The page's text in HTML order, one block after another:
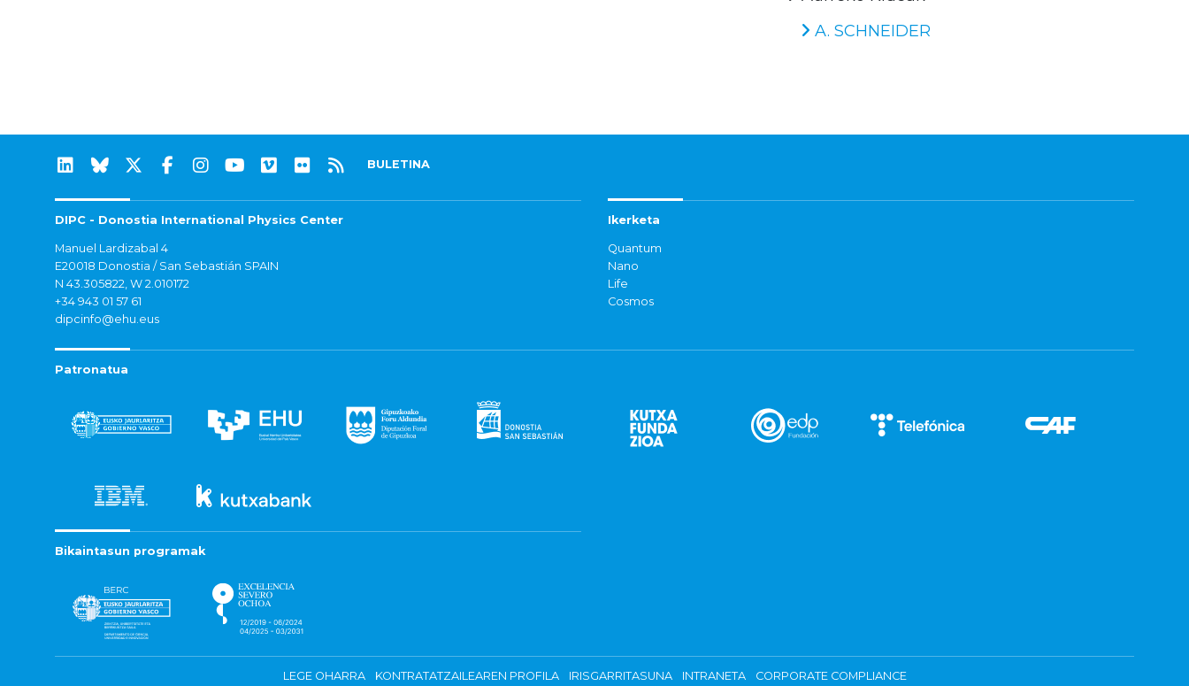
A. SCHNEIDER
BULETINA
DIPC - Donostia International Physics Center
Manuel Lardizabal 4
E20018 Donostia / San Sebastián SPAIN
N 43.305822, W 2.010172
+34 943 01 57 61
dipcinfo@ehu.eus
Ikerketa
Quantum
Nano
Life
Cosmos
Patronatua
Bikaintasun programak
LEGE OHARRA KONTRATATZAILEAREN PROFILA IRISGARRITASUNA INTRANETA CORPORATE COMPLIANCE